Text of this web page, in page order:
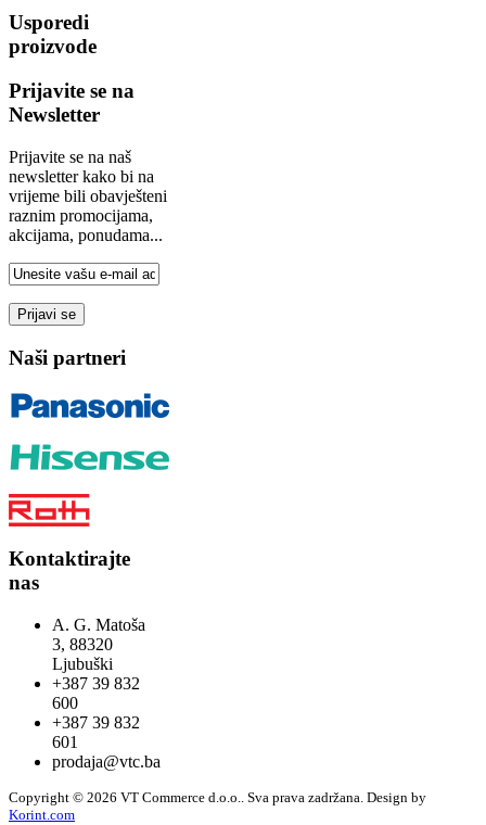
Usporedi
proizvode
Prijavite se na
Newsletter
Prijavite se na naš
newsletter kako bi na
vrijeme bili obavješteni
raznim promocijama,
akcijama, ponudama...
Naši partneri
Kontaktirajte
nas
A. G. Matoša
3, 88320
Ljubuški
+387 39 832
600
+387 39 832
601
prodaja@vtc.ba
Copyright © 2026 VT Commerce d.o.o.. Sva prava zadržana. Design by
Korint.com